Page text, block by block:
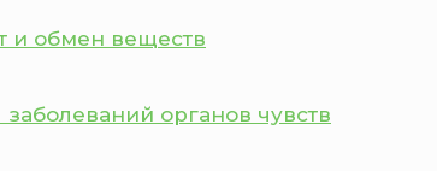
и обмен веществ
органов чувств